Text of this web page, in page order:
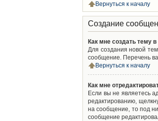
Вернуться к началу
Создание
Как мне создать тему
Для создания новой
сообщение. Перечень
Вернуться к началу
Как мне
Если вы не являетесь
редактированию,
на сообщение, то под
сообщение